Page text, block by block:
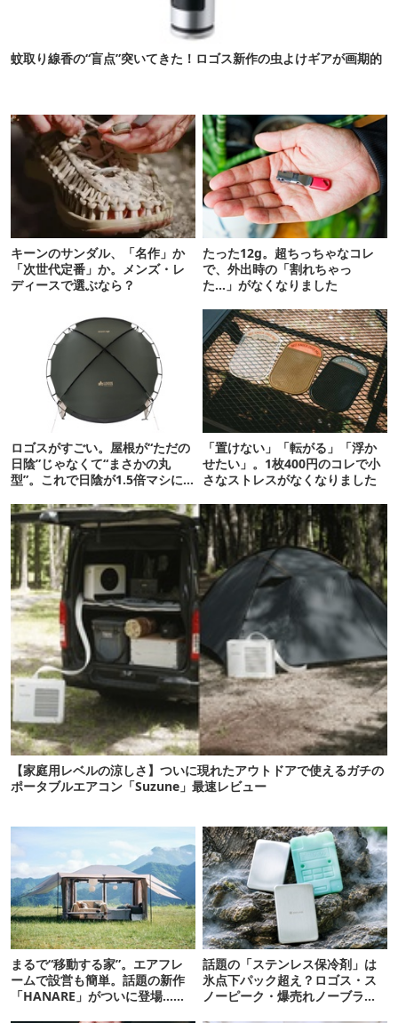
蚊取り線香の“盲点”突いてきた！ロゴス新作の虫よけギアが画期的
キーンのサンダル、「名作」か
「次世代定番」か。メンズ・レ
ディースで選ぶなら？
たった12g。超ちっちゃなコレ
で、外出時の「割れちゃっ
た…」がなくなりました
ロゴスがすごい。屋根が“ただの
日陰”じゃなくて“まさかの丸
型”。これで日陰が1.5倍マシに
「置けない」「転がる」「浮か
せたい」。1枚400円のコレで小
さなストレスがなくなりました
【家庭用レベルの涼しさ】ついに現れたアウトドアで使えるガチの
ポータブルエアコン「Suzune」最速レビュー
まるで“移動する家”。エアフレ
ームで設営も簡単。話題の新作
「HANARE」がついに登場…！
話題の「ステンレス保冷剤」は
氷点下パック超え？ロゴス・ス
ノーピーク・爆売れノーブラン